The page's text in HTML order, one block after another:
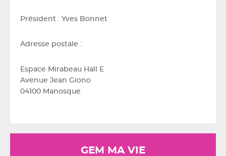
Président : Yves Bonnet
Adresse postale :
Espace Mirabeau Hall E
Avenue Jean Giono
04100 Manosque
GEM MA VIE